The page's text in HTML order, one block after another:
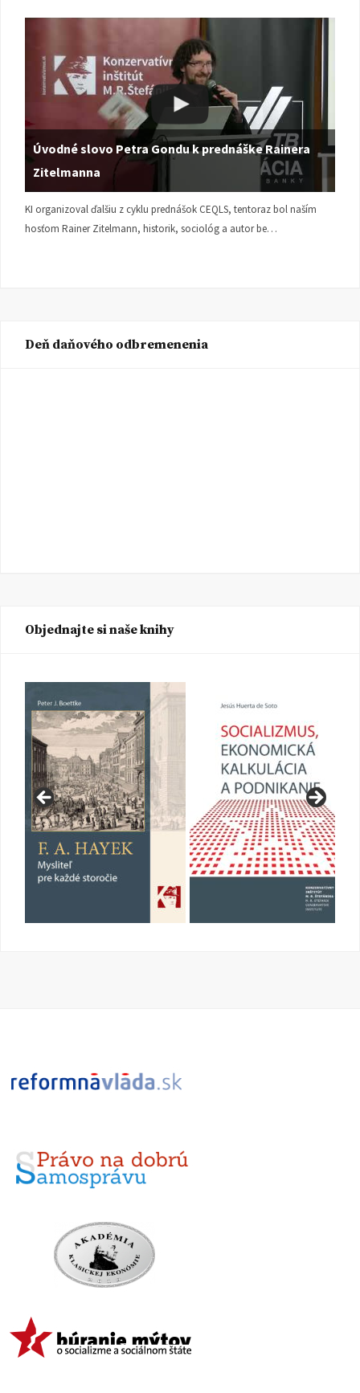
Úvodné slovo Petra Gondu k prednáške Rainera
Zitelmanna
KI organizoval ďalšiu z cyklu prednášok CEQLS, tentoraz bol naším
hosťom Rainer Zitelmann, historik, sociológ a autor be…
Deň daňového odbremenenia
Objednajte si naše knihy